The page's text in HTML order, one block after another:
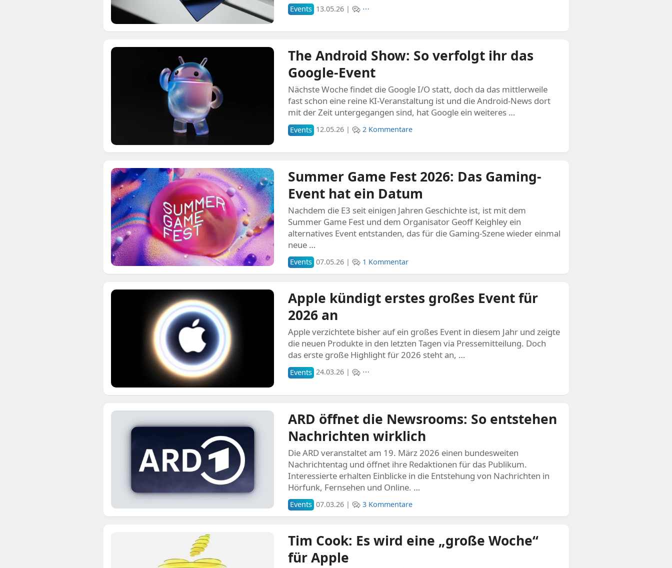
Events 13.05.26 | ⋯
The Android Show: So verfolgt ihr das
Google-Event
Nächste Woche findet die Google I/O statt, doch da das mittlerweile
fast schon eine reine KI-Veranstaltung ist und die Android-News dort
mit der Zeit untergegangen sind, hat Google ein weiteres …
Events 12.05.26 | 2 Kommentare
Summer Game Fest 2026: Das Gaming-
Event hat ein Datum
Nachdem die E3 seit einigen Jahren Geschichte ist, ist mit dem
Summer Game Fest und dem Organisator Geoff Keighley ein
alternatives Event entstanden, das für die Gaming-Szene wieder einmal
neue …
Events 07.05.26 | 1 Kommentar
Apple kündigt erstes großes Event für
2026 an
Apple verzichtete bisher auf ein großes Event in diesem Jahr und zeigte
die neuen Produkte in den letzten Tagen via Pressemitteilung. Doch
das erste große Highlight für 2026 steht an, …
Events 24.03.26 | ⋯
ARD öffnet die Newsrooms: So entstehen
Nachrichten wirklich
Die ARD veranstaltet am 19. März 2026 einen bundesweiten
Nachrichtentag und öffnet ihre Redaktionen für das Publikum.
Interessierte erhalten Einblicke in die Entstehung von Nachrichten in
Hörfunk, Fernsehen und Online. …
Events 07.03.26 | 3 Kommentare
Tim Cook: Es wird eine „große Woche“
für Apple